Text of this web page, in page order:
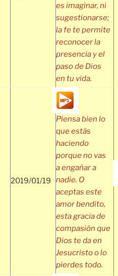
es imaginar, ni
sugestionarse;
la fe te permite
reconocer la
presencia y el
paso de Dios
en tu vida.
2019/01/19
Piensa bien lo
que estás
haciendo
porque no vas
a engañar a
nadie. O
aceptas este
amor bendito,
esta gracia de
compasión que
Dios te da en
Jesucristo o lo
pierdes todo.